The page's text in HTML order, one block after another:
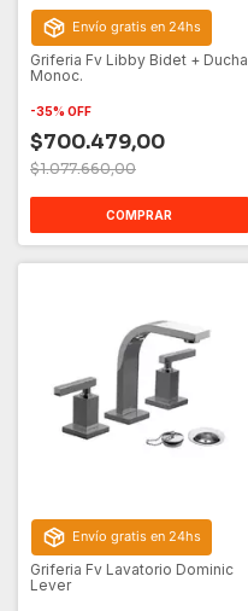
Envío gratis en 24hs
Griferia Fv Libby Bidet + Ducha
Monoc.
-35% OFF
$700.479,00
$1.077.660,00
COMPRAR
Envío gratis en 24hs
Griferia Fv Lavatorio Dominic
Lever